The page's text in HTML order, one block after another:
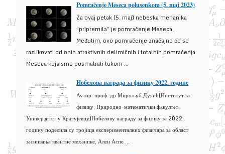
Pomračenje Meseca polusenkom (5. maj 2023)
Za ovaj petak (5. maj) nebeska mehanika
“pripremila” je pomračenje Meseca,
Međutim, ovo pomračenje značajno će se
razlikovati od onih atraktivnih delimičnih i totalnih pomračenja
Meseca koja smo posmatrali tokom ...
Нобелова награда за физику 2022. године
Аутор: проф. др Мирољуб Дугић(Институт за
физику, Природно-математички факултет,
Универзитет у Крагујевцу)Нобелову награду за физику за 2022.
годину поделила су тројица експерименталних физичара за област
заснивања квантне механике, Ален Аспе ...